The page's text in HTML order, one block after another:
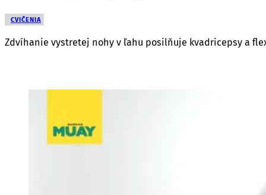
CVIČENIA
Zdvíhanie vystretej nohy v ľahu posilňuje kvadricepsy a